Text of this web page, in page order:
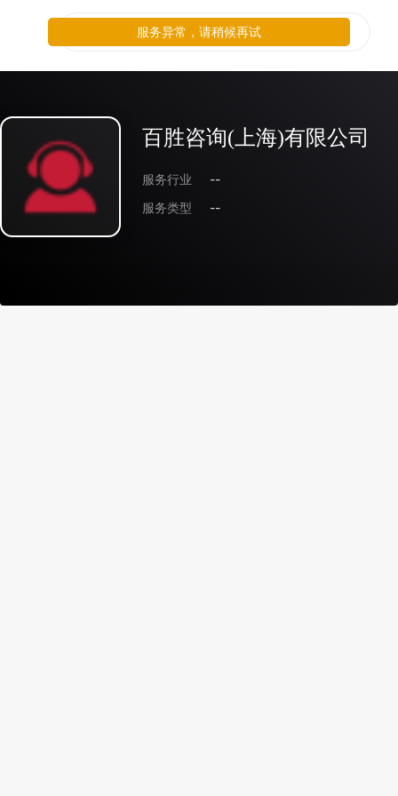
百胜咨询(上海)有限公司
服务行业
--
服务类型
--
服务异常，请稍候再试